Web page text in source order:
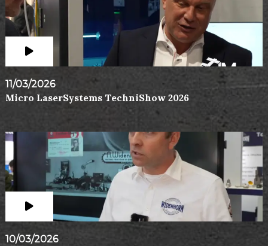
11/03/2026
Micro LaserSystems TechniShow 2026
10/03/2026